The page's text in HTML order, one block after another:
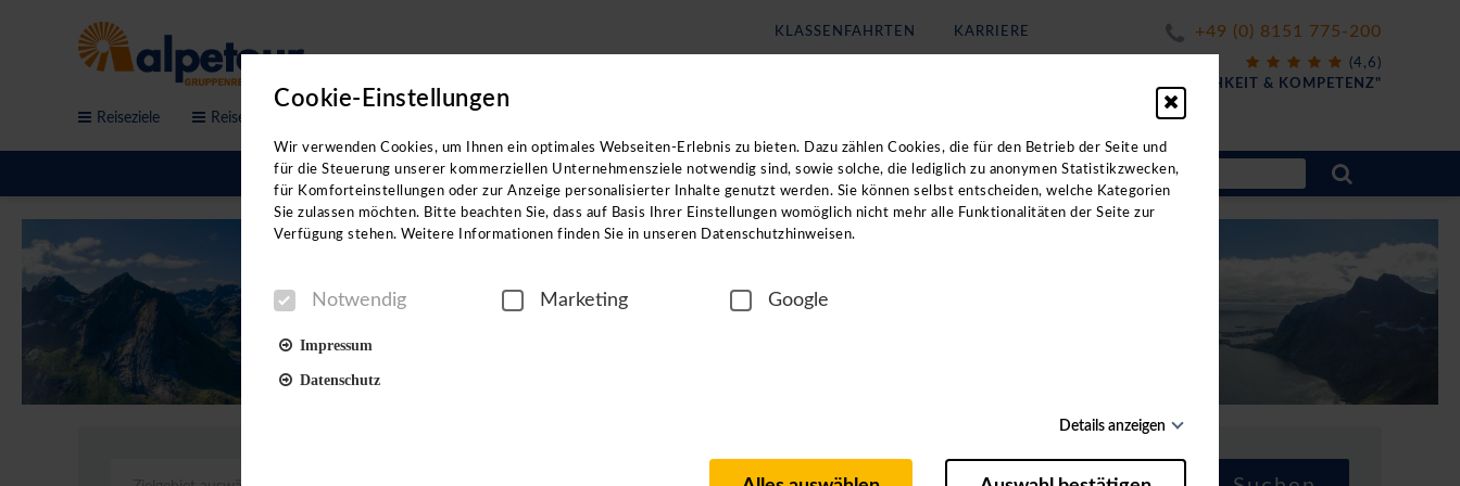
KLASSENFAHRTEN KARRIERE +49 (0) 8151 775-200
(4,6)
"FREUNDLICHKEIT & KOMPETENZ"
Reiseziele Reisethemen
X
Sichern Sie sich jetzt den exklusiven Zugang zu unseren digitalen
Workshops!
Sie sind auf der Suche nach neuen Reisezielen? In unseren ca. einstündigen
Videovorträgen erhalten Sie:
- direkte Kontakte in der jeweiligen Region
- eine Menge Insidertipps
Cookie-Einstellungen
Wir verwenden Cookies, um Ihnen ein optimales Webseiten-Erlebnis zu bieten. Dazu zählen Cookies, die für den Betrieb der Seite und
für die Steuerung unserer kommerziellen Unternehmensziele notwendig sind, sowie solche, die lediglich zu anonymen Statistikzwecken,
für Komforteinstellungen oder zur Anzeige personalisierter Inhalte genutzt werden. Sie können selbst entscheiden, welche Kategorien
Sie zulassen möchten. Bitte beachten Sie, dass auf Basis Ihrer Einstellungen womöglich nicht mehr alle Funktionalitäten der Seite zur
Verfügung stehen. Weitere Informationen finden Sie in unseren Datenschutzhinweisen.
Notwendig Marketing Google
Impressum
Datenschutz
Details anzeigen